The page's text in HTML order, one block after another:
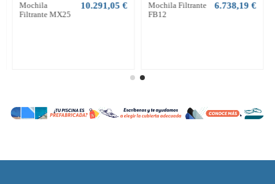
Mochila
Filtrante MX25
10.291,05 €
Mochila Filtrante
FB12
6.738,19 €